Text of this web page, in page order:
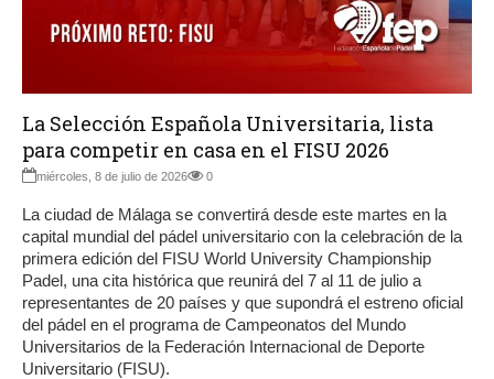
La Selección Española Universitaria, lista
para competir en casa en el FISU 2026
miércoles, 8 de julio de 2026 0
La ciudad de Málaga se convertirá desde este martes en la
capital mundial del pádel universitario con la celebración de la
primera edición del FISU World University Championship
Padel, una cita histórica que reunirá del 7 al 11 de julio a
representantes de 20 países y que supondrá el estreno oficial
del pádel en el programa de Campeonatos del Mundo
Universitarios de la Federación Internacional de Deporte
Universitario (FISU).